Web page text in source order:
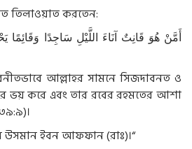
তিলাওয়াত করতেন:
আল্লাহর সামনে সিজদাবনত ও
ভয় করে এবং তার রবের রহমতের আশা
উসমান ইবন আফফান (রাঃ)।“